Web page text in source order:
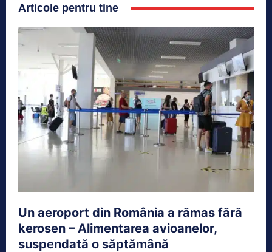
Articole pentru tine
Un aeroport din România a rămas fără
kerosen – Alimentarea avioanelor,
suspendată o săptămână